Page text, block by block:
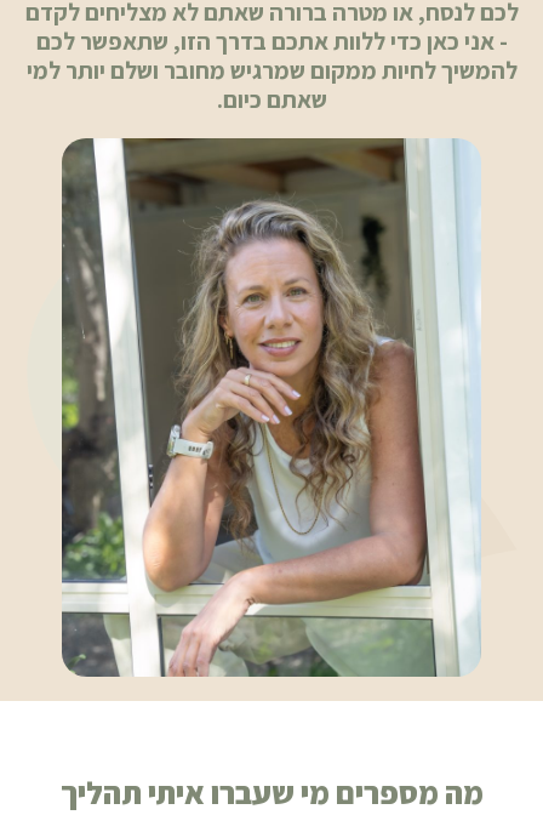
לכם לנסח, או מטרה ברורה שאתם לא מצליחים לקדם
- אני כאן כדי ללוות אתכם בדרך הזו, שתאפשר לכם
להמשיך לחיות ממקום שמרגיש מחובר ושלם יותר למי
שאתם כיום.
מה מספרים מי שעברו איתי תהליך